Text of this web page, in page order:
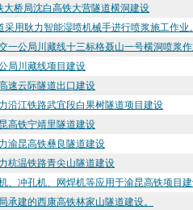
大桥局沈白高铁大营隧道横洞建设
用耿力智能湿喷机械手进行喷浆施工作业
一公局川藏线十三标格聂山一号横洞喷浆
局川藏线项目建设
速云际隧道出口建设
沿江铁路武宜段白果树隧道项目建设
高铁宁靖里隧道建设
渝昆高铁彝良隧道建设
杭温铁路青尖山隧道建设
、冲孔机、网焊机等应用于渝昆高铁项目
建的西康高铁林家山隧道建设。